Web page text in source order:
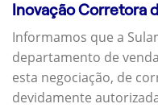
Inovação Corretora
Informamos que a
departamento de
esta negociação, de
devidamente